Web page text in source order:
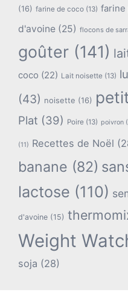
(16) farine de coco (13) farine
d'avoine (25) flocons de
goûter (141)
coco (22) Lait noisette (13)
(43) noisette (16)
Plat (39) Poire (13) poivron
(11) Recettes de Noël
banane (82)
lactose (110)
d'avoine (15)
Weight
soja (28)